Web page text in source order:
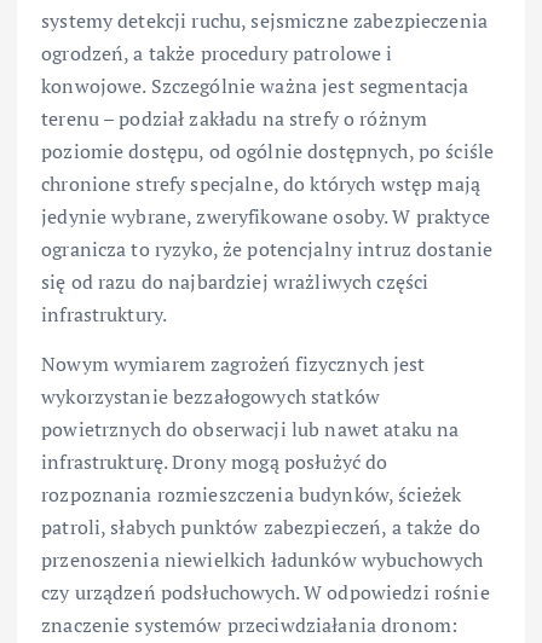
systemy detekcji ruchu, sejsmiczne zabezpieczenia
ogrodzeń, a także procedury patrolowe i
konwojowe. Szczególnie ważna jest segmentacja
terenu – podział zakładu na strefy o różnym
poziomie dostępu, od ogólnie dostępnych, po ściśle
chronione strefy specjalne, do których wstęp mają
jedynie wybrane, zweryfikowane osoby. W praktyce
ogranicza to ryzyko, że potencjalny intruz dostanie
się od razu do najbardziej wrażliwych części
infrastruktury.
Nowym wymiarem zagrożeń fizycznych jest
wykorzystanie bezzałogowych statków
powietrznych do obserwacji lub nawet ataku na
infrastrukturę. Drony mogą posłużyć do
rozpoznania rozmieszczenia budynków, ścieżek
patroli, słabych punktów zabezpieczeń, a także do
przenoszenia niewielkich ładunków wybuchowych
czy urządzeń podsłuchowych. W odpowiedzi rośnie
znaczenie systemów przeciwdziałania dronom: